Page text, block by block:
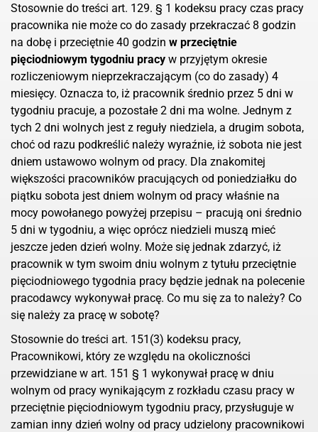
Stosownie do treści art. 129. § 1 kodeksu pracy czas pracy
pracownika nie może co do zasady przekraczać 8 godzin
na dobę i przeciętnie 40 godzin w przeciętnie
pięciodniowym tygodniu pracy w przyjętym okresie
rozliczeniowym nieprzekraczającym (co do zasady) 4
miesięcy. Oznacza to, iż pracownik średnio przez 5 dni w
tygodniu pracuje, a pozostałe 2 dni ma wolne. Jednym z
tych 2 dni wolnych jest z reguły niedziela, a drugim sobota,
choć od razu podkreślić należy wyraźnie, iż sobota nie jest
dniem ustawowo wolnym od pracy. Dla znakomitej
większości pracowników pracujących od poniedziałku do
piątku sobota jest dniem wolnym od pracy właśnie na
mocy powołanego powyżej przepisu – pracują oni średnio
5 dni w tygodniu, a więc oprócz niedzieli muszą mieć
jeszcze jeden dzień wolny. Może się jednak zdarzyć, iż
pracownik w tym swoim dniu wolnym z tytułu przeciętnie
pięciodniowego tygodnia pracy będzie jednak na polecenie
pracodawcy wykonywał pracę. Co mu się za to należy? Co
się należy za pracę w sobotę?
Stosownie do treści art. 151(3) kodeksu pracy,
Pracownikowi, który ze względu na okoliczności
przewidziane w art. 151 § 1 wykonywał pracę w dniu
wolnym od pracy wynikającym z rozkładu czasu pracy w
przeciętnie pięciodniowym tygodniu pracy, przysługuje w
zamian inny dzień wolny od pracy udzielony pracownikowi